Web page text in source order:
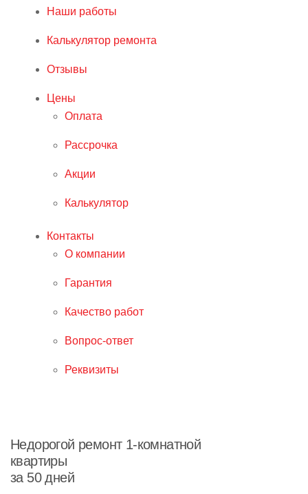
Наши работы
Калькулятор ремонта
Отзывы
Цены
Оплата
Рассрочка
Акции
Калькулятор
Контакты
О компании
Гарантия
Качество работ
Вопрос-ответ
Реквизиты
Недорогой ремонт 1-комнатной
квартиры
за 50 дней